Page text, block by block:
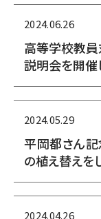
2024.06.26
高等学校教員
説明会を開催
2024.05.29
平岡都さん
の植え替えを
2024.04.26